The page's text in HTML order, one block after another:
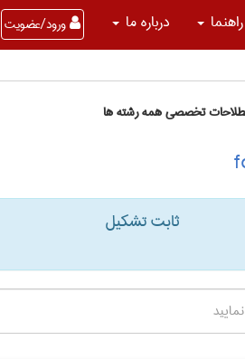
راهنما درباره ما ورود/عضویت
تخصصی همه رشته ها
ثابت تشکیل